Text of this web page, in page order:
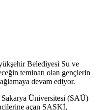
Belediyesi Su ve
teminatı olan gençlerin
devam ediyor.
Sakarya Üniversitesi (SAÜ)
açan SASKİ,